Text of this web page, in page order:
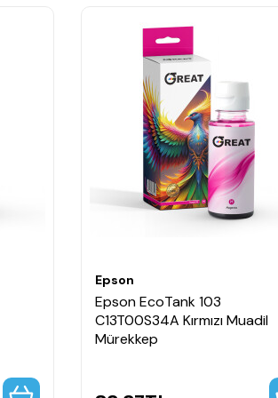
Epson
Epson EcoTank 103
C13T00S34A Kırmızı Muadil
Mürekkep